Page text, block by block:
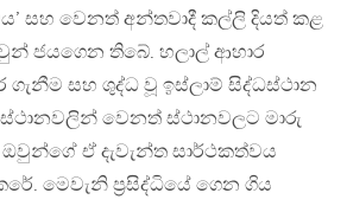
සහ වෙනත් අන්තවාදී කල්ලි දියත් කළ
ජයගෙන තිබේ. හලාල් ආහාර
සහ ශුද්ධ වූ ඉස්ලාම් සිද්ධස්ථාන
වෙනත් ස්ථානවලට මාරු
ඒ දැවැන්ත සාර්ථකත්වය
මෙවැනි ප‍්‍රසිද්ධියේ ගෙන ගිය